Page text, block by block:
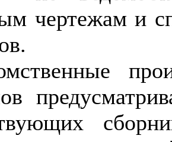
чертежам и